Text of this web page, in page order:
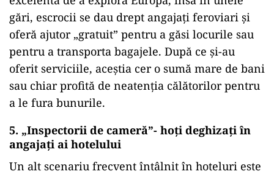
gări, escrocii se dau drept angajați feroviari și
oferă ajutor „gratuit” pentru a găsi locurile sau
pentru a transporta bagajele. După ce și-au
oferit serviciile, aceștia cer o sumă mare de bani
sau chiar profită de neatenția călătorilor pentru
a le fura bunurile.
5. „Inspectorii de cameră”- hoți deghizați în
angajați ai hotelului
Un alt scenariu frecvent întâlnit în hoteluri este